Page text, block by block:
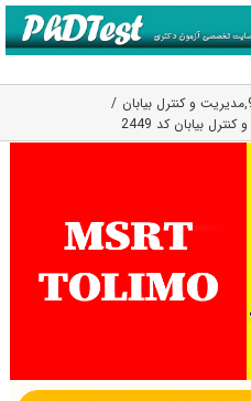
,مديريت و كنترل بيابان